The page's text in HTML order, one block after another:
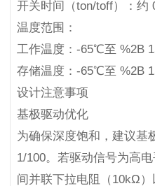
开关时间（ton/toff）：约
温度范围：
工作温度：-65℃至 %2B
存储温度：-65℃至 %2B
设计注意事项
基极驱动优化
为确保深度饱和，建议基
1/100。若驱动信号为高
间并联下拉电阻（10kΩ）